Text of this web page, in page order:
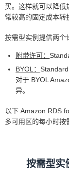
买。这样就可以降低
常较高的固定成本转
按需型实例提供两个
附带许可：
BYOL：
对于 BYOL
异。
以下 Amazon RDS
多可用区的每小时按
按需型